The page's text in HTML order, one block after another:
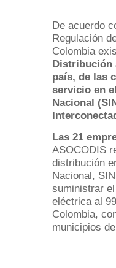
De acuerdo
Regulación
Colombia
Distribución
país, de las
servicio en
Nacional
Las 21
ASOCODIS
distribución
Nacional,
suministrar
eléctrica al
Colombia,
municipios